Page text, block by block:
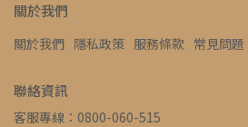
關於我們
關於我們 隱私政策 服務條款 常見問題
聯絡資訊
客服專線：0800-060-515